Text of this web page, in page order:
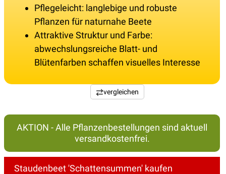
Pflegeleicht: langlebige und robuste
Pflanzen für naturnahe Beete
Attraktive Struktur und Farbe:
abwechslungsreiche Blatt- und
Blütenfarben schaffen visuelles Interesse
vergleichen
AKTION - Alle Pflanzenbestellungen sind aktuell
versandkostenfrei.
Staudenbeet 'Schattensummen' kaufen